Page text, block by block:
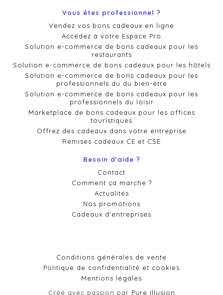
Vous êtes professionnel ?
Vendez vos bons cadeaux en ligne
Accédez à votre Espace Pro
Solution e-commerce de bons cadeaux pour les
restaurants
Solution e-commerce de bons cadeaux pour les hôtels
Solution e-commerce de bons cadeaux pour les
professionnels du du bien-être
Solution e-commerce de bons cadeaux pour les
professionnels du loisir
Marketplace de bons cadeaux pour les offices
touristiques
Offrez des cadeaux dans votre entreprise
Remises cadeaux CE et CSE
Besoin d'aide ?
Contact
Comment ça marche ?
Actualités
Nos promotions
Cadeaux d'entreprises
Conditions générales de vente
Politique de confidentialité et cookies
Mentions légales
Créé avec passion par Pure Illusion